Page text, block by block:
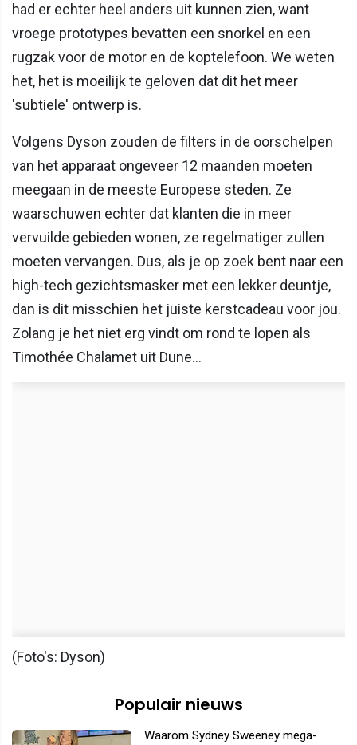
had er echter heel anders uit kunnen zien, want
vroege prototypes bevatten een snorkel en een
rugzak voor de motor en de koptelefoon. We weten
het, het is moeilijk te geloven dat dit het meer
'subtiele' ontwerp is.
Volgens Dyson zouden de filters in de oorschelpen
van het apparaat ongeveer 12 maanden moeten
meegaan in de meeste Europese steden. Ze
waarschuwen echter dat klanten die in meer
vervuilde gebieden wonen, ze regelmatiger zullen
moeten vervangen. Dus, als je op zoek bent naar een
high-tech gezichtsmasker met een lekker deuntje,
dan is dit misschien het juiste kerstcadeau voor jou.
Zolang je het niet erg vindt om rond te lopen als
Timothée Chalamet uit Dune…
(Foto's: Dyson)
Populair nieuws
Waarom Sydney Sweeney mega-